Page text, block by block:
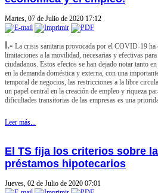
Martes, 07 de Julio de 2020 17:12
I.- La crisis sanitaria provocada por el COVID-19 ha
limitaciones a la movilidad, necesarias y efectivas
ciudadanos. Estos efectos se han dejado notar tanto
en la demanda doméstica y externa, con una
temporal de negocios, las restricciones a la libre
un papel central en la creación de empleo y riqueza
dificultades transitorias de las empresas es una
Leer más...
El TS fija los criterios sobre
préstamos hipotecarios
Jueves, 02 de Julio de 2020 07:01